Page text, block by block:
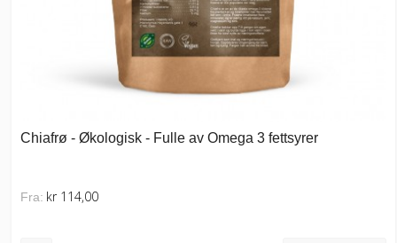
Chiafrø - Økologisk - Fulle av Omega 3 fettsyrer
Fra: kr 114,00